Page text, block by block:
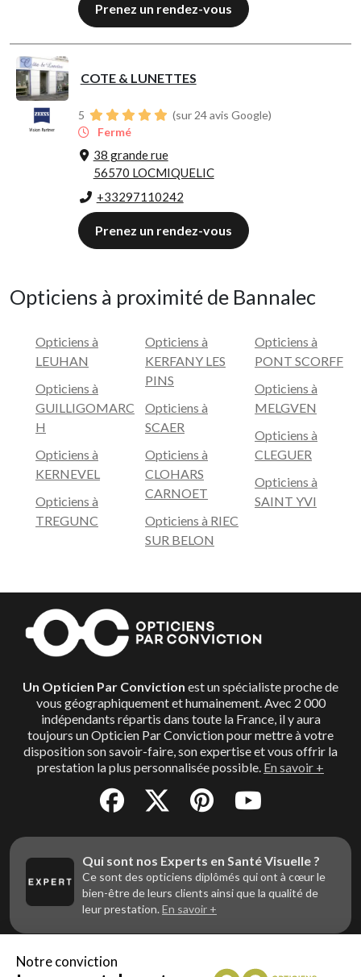
Prenez un rendez-vous
COTE & LUNETTES
5
(sur 24 avis Google)
Fermé
38 grande rue
56570 LOCMIQUELIC
+33297110242
Prenez un rendez-vous
Opticiens à proximité de Bannalec
Opticiens à
LEUHAN
Opticiens à
GUILLIGOMARC
H
Opticiens à
KERNEVEL
Opticiens à
TREGUNC
Opticiens à
KERFANY LES
PINS
Opticiens à
SCAER
Opticiens à
CLOHARS
CARNOET
Opticiens à RIEC
SUR BELON
Opticiens à
PONT SCORFF
Opticiens à
MELGVEN
Opticiens à
CLEGUER
Opticiens à
SAINT YVI
Un Opticien Par Conviction est un spécialiste proche de
vous géographiquement et humainement. Avec 2 000
indépendants répartis dans toute la France, il y aura
toujours un Opticien Par Conviction pour mettre à votre
disposition son savoir-faire, son expertise et vous offrir la
prestation la plus personnalisée possible. En savoir +
Qui sont nos Experts en Santé Visuelle ?
Ce sont des opticiens diplômés qui ont à cœur le
bien-être de leurs clients ainsi que la qualité de
leur prestation.En savoir +
Notre conviction